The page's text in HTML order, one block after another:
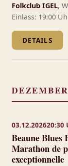
Folkclub IGEL,
Einlass: 19:00
DETAILS
03.12.202620:30
Beaune Blues
Marathon de
exceptionnelle